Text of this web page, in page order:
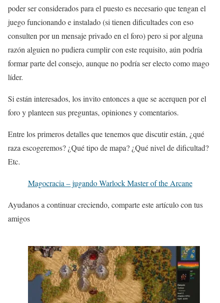
poder ser considerados para el puesto es necesario que tengan el
juego funcionando e instalado (si tienen dificultades con eso
consulten por un mensaje privado en el foro) pero si por alguna
razón alguien no pudiera cumplir con este requisito, aún podría
formar parte del consejo, aunque no podría ser electo como mago
líder.
Si están interesados, los invito entonces a que se acerquen por el
foro y planteen sus preguntas, opiniones y comentarios.
Entre los primeros detalles que tenemos que discutir están, ¿qué
raza escogeremos? ¿Qué tipo de mapa? ¿Qué nivel de dificultad?
Etc.
Magocracia – jugando Warlock Master of the Arcane
Ayudanos a continuar creciendo, comparte este artículo con tus
amigos